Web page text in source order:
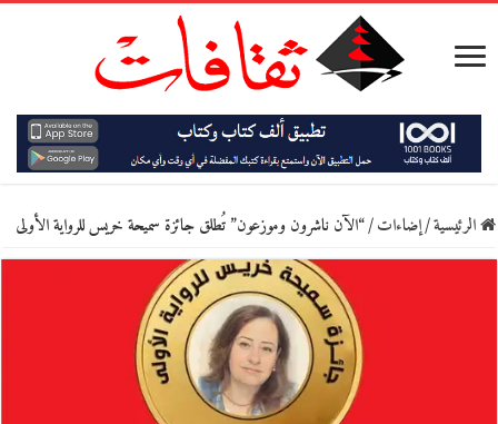
الرئيسية/إضاءات/“الآن ناشرون وموزعون” تُطلق جائزة سميحة خريس للرواية الأولى